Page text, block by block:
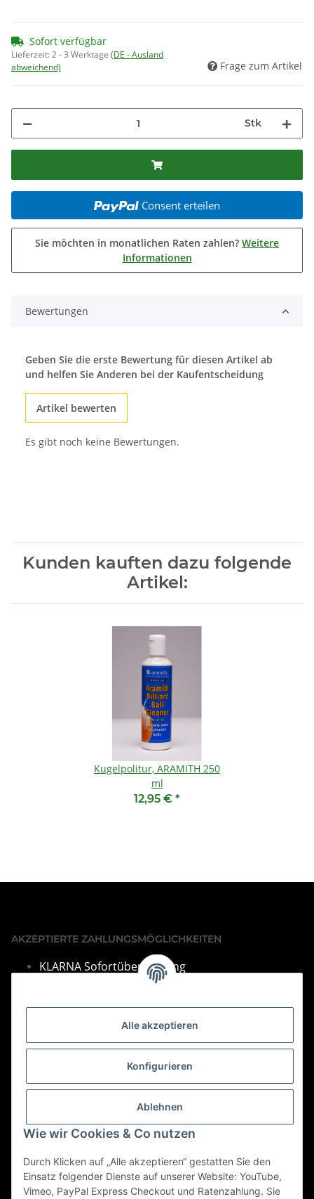
Alle akzeptieren
Konfigurieren
Ablehnen
Wie wir Cookies & Co nutzen
Durch Klicken auf „Alle akzeptieren“ gestatten Sie den
Einsatz folgender Dienste auf unserer Website: YouTube,
Vimeo, PayPal Express Checkout und Ratenzahlung. Sie
Sofort verfügbar
Lieferzeit:2 - 3 Werktage (DE - Ausland
abweichend)
Frage zum Artikel
Stk
Consent erteilen
Sie möchten in monatlichen Raten zahlen? Weitere
Informationen
Bewertungen
Geben Sie die erste Bewertung für diesen Artikel ab
und helfen Sie Anderen bei der Kaufentscheidung
Artikel bewerten
Es gibt noch keine Bewertungen.
Kunden kauften dazu folgende
Artikel:
Kugelpolitur, ARAMITH 250
ml
12,95 € *
AKZEPTIERTE ZAHLUNGSMÖGLICHKEITEN
KLARNA Sofortüberweisung
PayPal
SEPA Lastschrift
Bei Fragen finden Sie unsere Kontakdaten im Impressum.
Informationen
Gesetzliche Informationen